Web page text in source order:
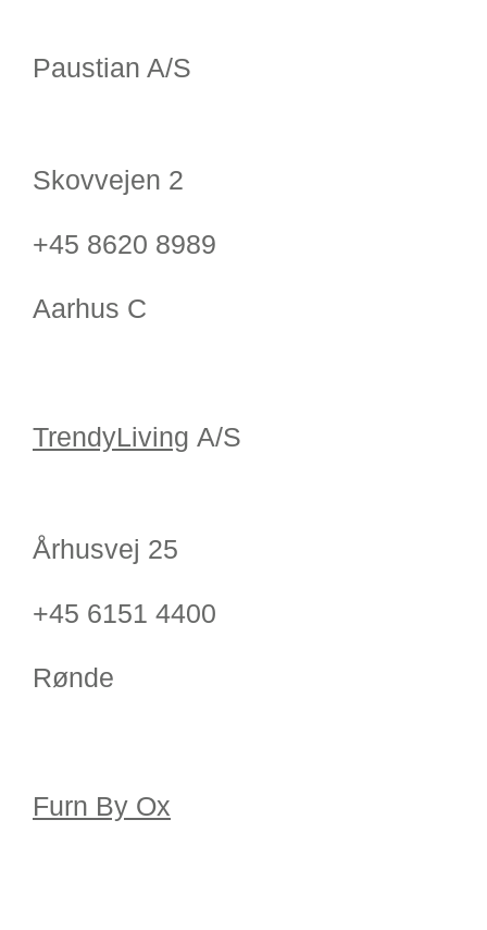
Paustian A/S
Skovvejen 2
+45 8620 8989
Aarhus C
TrendyLiving A/S
Århusvej 25
+45 6151 4400
Rønde
Furn By Ox